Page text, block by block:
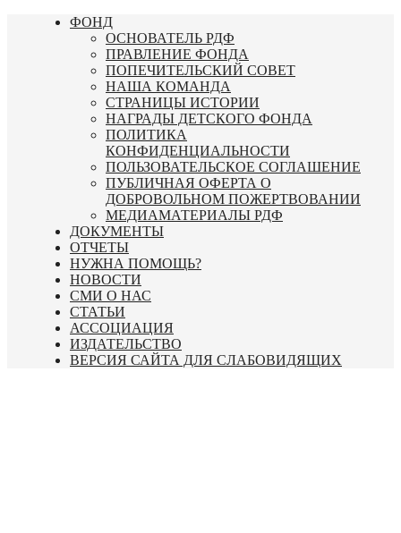
Перейти
ФОНД
ОСНОВАТЕЛЬ РДФ
ПРАВЛЕНИЕ ФОНДА
ПОПЕЧИТЕЛЬСКИЙ СОВЕТ
НАША КОМАНДА
СТРАНИЦЫ ИСТОРИИ
НАГРАДЫ ДЕТСКОГО ФОНДА
ПОЛИТИКА
КОНФИДЕНЦИАЛЬНОСТИ
ПОЛЬЗОВАТЕЛЬСКОЕ СОГЛАШЕНИЕ
ПУБЛИЧНАЯ ОФЕРТА О
ДОБРОВОЛЬНОМ ПОЖЕРТВОВАНИИ
МЕДИАМАТЕРИАЛЫ РДФ
ДОКУМЕНТЫ
ОТЧЕТЫ
НУЖНА ПОМОЩЬ?
НОВОСТИ
СМИ О НАС
СТАТЬИ
АССОЦИАЦИЯ
ИЗДАТЕЛЬСТВО
ВЕРСИЯ САЙТА ДЛЯ СЛАБОВИДЯЩИХ